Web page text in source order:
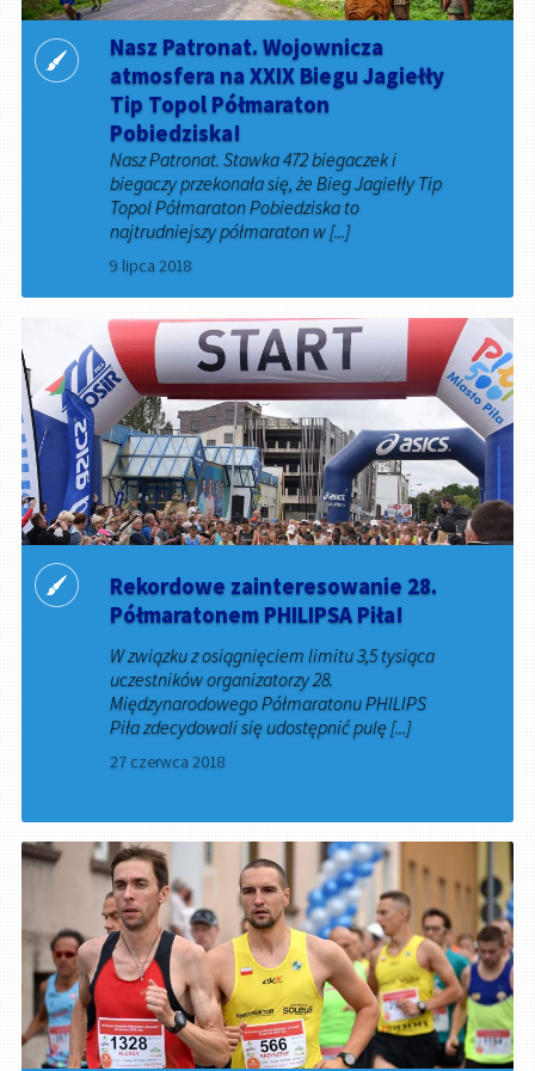
Nasz Patronat. Wojownicza
atmosfera na XXIX Biegu Jagiełły
Tip Topol Półmaraton
Pobiedziska!
Nasz Patronat. Stawka 472 biegaczek i
biegaczy przekonała się, że Bieg Jagiełły Tip
Topol Półmaraton Pobiedziska to
najtrudniejszy półmaraton w [...]
9 lipca 2018
Rekordowe zainteresowanie 28.
Półmaratonem PHILIPSA Piła!
W związku z osiągnięciem limitu 3,5 tysiąca
uczestników organizatorzy 28.
Międzynarodowego Półmaratonu PHILIPS
Piła zdecydowali się udostępnić pulę [...]
27 czerwca 2018